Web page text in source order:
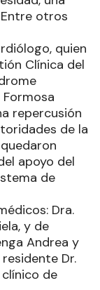
otros
quien
Clínica del
repercusión
de la
apoyo del
de
Dra.
y de
Andrea y
Dr.
de